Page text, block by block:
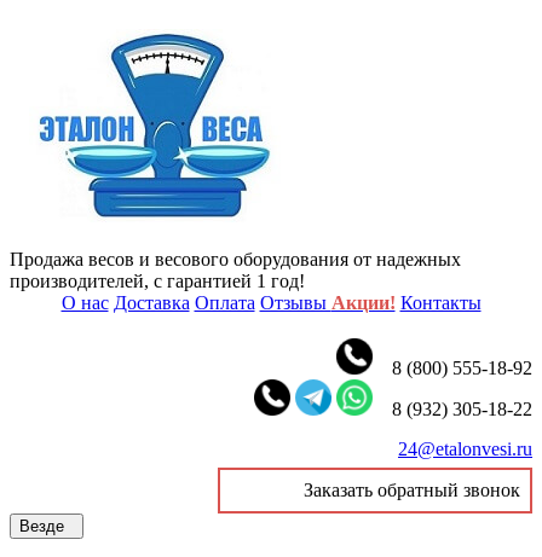
Продажа весов и весового оборудования от надежных
производителей, с гарантией 1 год!
О нас Доставка Оплата Отзывы Акции! Контакты
8 (800) 555-18-92
8 (932) 305-18-22
24@etalonvesi.ru
Заказать обратный звонок
Везде